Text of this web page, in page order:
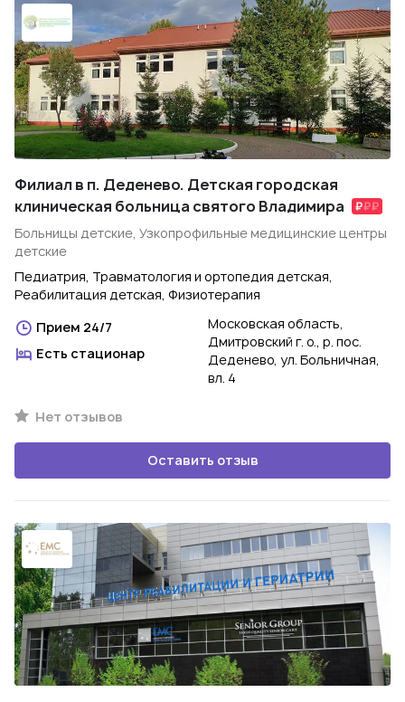
Филиал в п. Деденево. Детская городская
клиническая больница святого Владимира
Больницы детские, Узкопрофильные медицинские центры
детские
Педиатрия, Травматология и ортопедия детская,
Реабилитация детская, Физиотерапия
Прием 24/7
Есть стационар
Московская область,
Дмитровский г. о., р. пос.
Деденево, ул. Больничная,
вл. 4
Нет отзывов
Оставить отзыв